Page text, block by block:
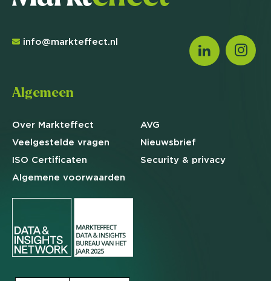
info@markteffect.nl
Algemeen
Over Markteffect
Veelgestelde vragen
ISO Certificaten
Algemene voorwaarden
AVG
Nieuwsbrief
Security & privacy